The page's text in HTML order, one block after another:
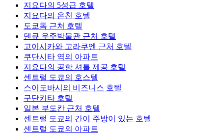
지요다의 5성급 호텔
지요다의 온천 호텔
도쿄돔 근처 호텔
덴큐 우주박물관 근처 호텔
고이시카와 고라쿠엔 근처 호텔
쿠단시타 역의 아파트
지요다의 공항 셔틀 제공 호텔
센트럴 도쿄의 호스텔
스이도바시의 비즈니스 호텔
구단키타 호텔
일본 부도칸 근처 호텔
센트럴 도쿄의 간이 주방이 있는 호텔
센트럴 도쿄의 아파트